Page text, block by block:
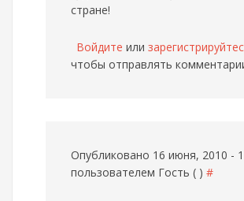
стране!
Войдите или
чтобы отправлять
Опубликовано 16 июня, 2010 -
пользователем Гость ( ) #